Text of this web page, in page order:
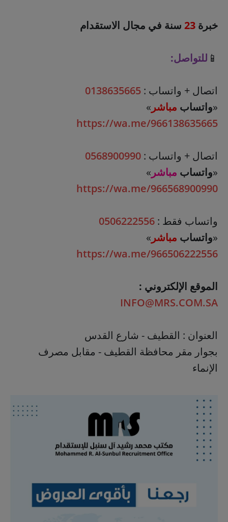
خبرة 23 سنة في مجال الاستقدام
📱 للتواصل:
اتصال + واتساب : 0138635665
«واتساب مباشر »
https://wa.me/966138635665
اتصال + واتساب : 0568900990
«واتساب مباشر »
https://wa.me/966568900990
واتساب فقط : 0506222556
«واتساب مباشر »
https://wa.me/966506222556
الموقع الإلكتروني :
INFO@MRS.COM.SA
العنوان : القطيف - شارع القدس
بجوار مقر محافظة القطيف - مقابل مصرف
الإنماء